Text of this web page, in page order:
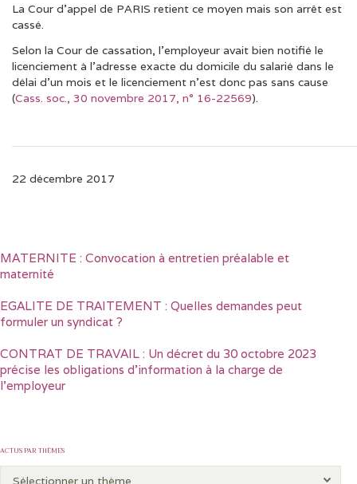
La Cour d’appel de PARIS retient ce moyen mais son arrêt est
cassé.
Selon la Cour de cassation, l’employeur avait bien notifié le
licenciement à l’adresse exacte du domicile du salarié dans le
délai d’un mois et le licenciement n’est donc pas sans cause
(Cass. soc., 30 novembre 2017, n° 16-22569).
22 décembre 2017
MATERNITE : Convocation à entretien préalable et
maternité
EGALITE DE TRAITEMENT : Quelles demandes peut
formuler un syndicat ?
CONTRAT DE TRAVAIL : Un décret du 30 octobre 2023
précise les obligations d’information à la charge de
l’employeur
ACTUS PAR THÈMES